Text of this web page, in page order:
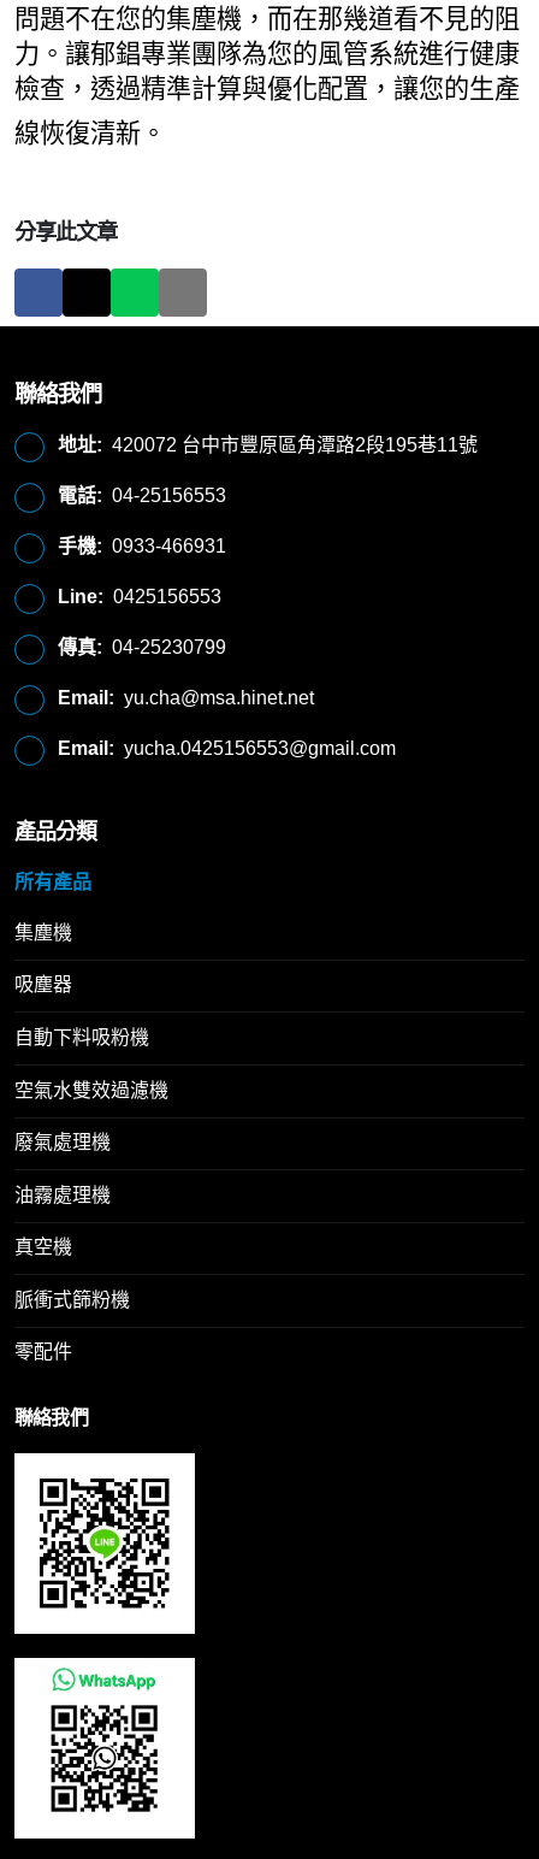
問題不在您的集塵機，而在那幾道看不見的阻
力。讓郁錩專業團隊為您的風管系統進行健康
檢查，透過精準計算與優化配置，讓您的生產
線恢復清新。
分享此文章
聯絡我們
地址: 420072 台中市豐原區角潭路2段195巷11號
電話: 04-25156553
手機: 0933-466931
Line: 0425156553
傳真: 04-25230799
Email: yu.cha@msa.hinet.net
Email: yucha.0425156553@gmail.com
產品分類
所有產品
集塵機
吸塵器
自動下料吸粉機
空氣水雙效過濾機
廢氣處理機
油霧處理機
真空機
脈衝式篩粉機
零配件
聯絡我們